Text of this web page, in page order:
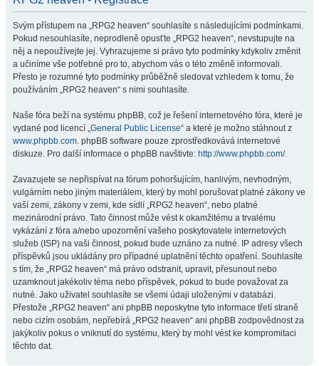
Svým přístupem na „RPG2 heaven“ souhlasíte s následujícími podmínkami.
Pokud nesouhlasíte, neprodleně opusťte „RPG2 heaven“, nevstupujte na
něj a nepoužívejte jej. Vyhrazujeme si právo tyto podmínky kdykoliv změnit
a učiníme vše potřebné pro to, abychom vás o této změně informovali.
Přesto je rozumné tyto podmínky průběžně sledovat vzhledem k tomu, že
používáním „RPG2 heaven“ s nimi souhlasíte.
Naše fóra beží na systému phpBB, což je řešení internetového fóra, které je
vydané pod licencí „General Public License“ a které je možno stáhnout z
www.phpbb.com. phpBB software pouze zprostředkovává internetové
diskuze. Pro další informace o phpBB navštivte: http://www.phpbb.com/.
Zavazujete se nepřispívat na fórum pohoršujícím, hanlivým, nevhodným,
vulgárním nebo jiným materiálem, který by mohl porušovat platné zákony ve
vaší zemi, zákony v zemi, kde sídlí „RPG2 heaven“, nebo platné
mezinárodní právo. Tato činnost může vést k okamžitému a trvalému
vykázání z fóra a/nebo upozornění vašeho poskytovatele internetových
služeb (ISP) na vaši činnost, pokud bude uznáno za nutné. IP adresy všech
příspěvků jsou ukládány pro případné uplatnění těchto opatření. Souhlasíte
s tím, že „RPG2 heaven“ má právo odstranit, upravit, přesunout nebo
uzamknout jakékoliv téma nebo příspěvek, pokud to bude považovat za
nutné. Jako uživatel souhlasíte se všemi údaji uloženými v databázi.
Přestože „RPG2 heaven“ ani phpBB neposkytne tyto informace třetí straně
nebo cizím osobám, nepřebírá „RPG2 heaven“ ani phpBB zodpovědnost za
jakýkoliv pokus o vniknutí do systému, který by mohl vést ke kompromitaci
těchto dat.